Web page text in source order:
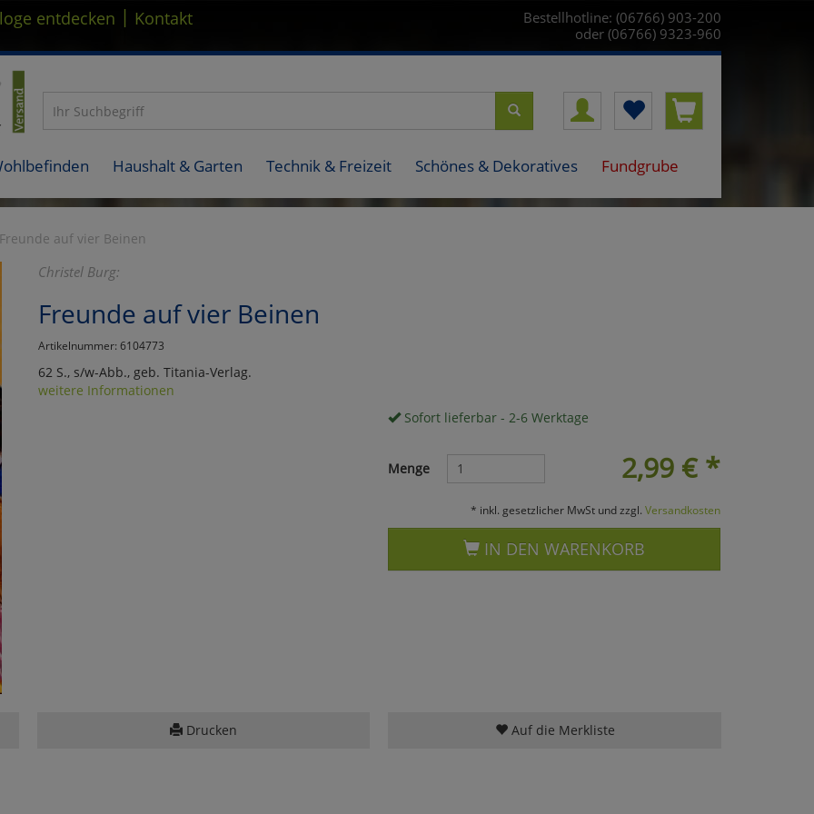
entdecken | Kontakt
Bestellhotline: (06766) 903-200
oder (06766) 9323-960
Haushalt & Garten Technik & Freizeit Schönes & Dekoratives Fundgrube
Freunde auf vier Beinen
Christel Burg:
Freunde auf vier Beinen
Artikelnummer: 6104773
62 S., s/w-Abb., geb. Titania-Verlag.
weitere Informationen
Sofort lieferbar - 2-6 Werktage
2,99 €*
Menge
* inkl. gesetzlicher MwSt und zzgl. Versandkosten
IN DEN WARENKORB
Drucken Auf die Merkliste